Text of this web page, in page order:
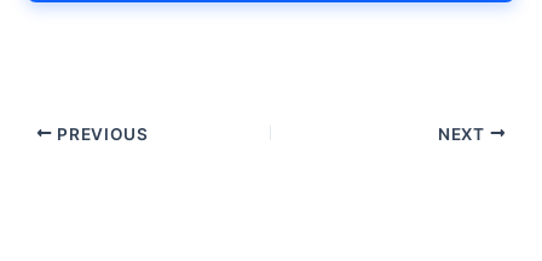
PREVIOUS NEXT